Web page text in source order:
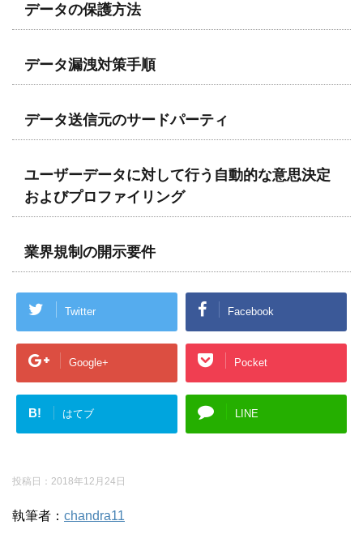
データの保護方法
データ漏洩対策手順
データ送信元のサードパーティ
ユーザーデータに対して行う自動的な意思決定
およびプロファイリング
業界規制の開示要件
Twitter Facebook
Google+ Pocket
B! はてブ LINE
投稿日： 2018年12月24日
執筆者： chandra11